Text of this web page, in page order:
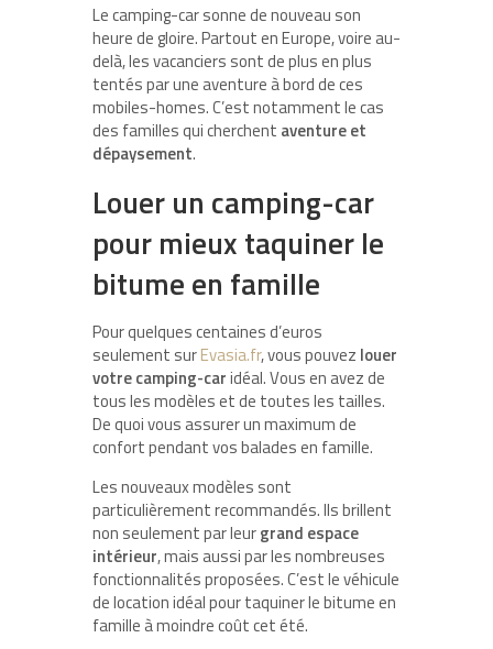
Le camping-car sonne de nouveau son
heure de gloire. Partout en Europe, voire au-
delà, les vacanciers sont de plus en plus
tentés par une aventure à bord de ces
mobiles-homes. C’est notamment le cas
des familles qui cherchent aventure et
dépaysement.
Louer un camping-car
pour mieux taquiner le
bitume en famille
Pour quelques centaines d’euros
seulement surEvasia.fr, vous pouvez louer
votre camping-caridéal. Vous en avez de
tous les modèles et de toutes les tailles.
De quoi vous assurer un maximum de
confort pendant vos balades en famille.
Les nouveaux modèles sont
particulièrement recommandés. Ils brillent
non seulement par leurgrand espace
intérieur, mais aussi par les nombreuses
fonctionnalités proposées. C’est le véhicule
de location idéal pour taquiner le bitume en
famille à moindre coût cet été.